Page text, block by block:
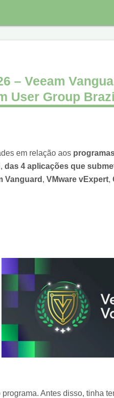
– Veeam
User Group
em relação aos
das 4 aplicações que
Vanguard , VMware vExpert,
Antes disso, tinha